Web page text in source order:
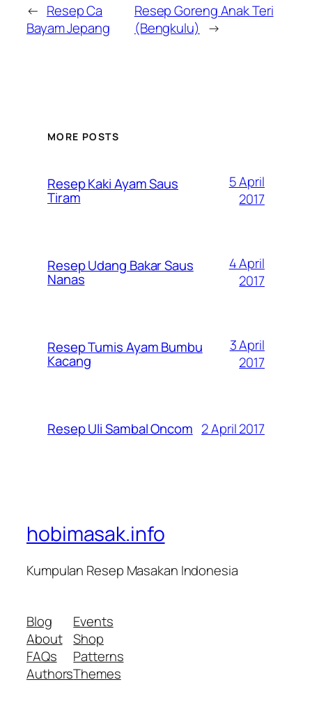
← Resep Ca
Bayam Jepang
Resep Goreng Anak Teri
(Bengkulu) →
MORE POSTS
Resep Kaki Ayam Saus
Tiram
5 April
2017
Resep Udang Bakar Saus
Nanas
4 April
2017
Resep Tumis Ayam Bumbu
Kacang
3 April
2017
Resep Uli Sambal Oncom 2 April 2017
hobimasak.info
Kumpulan Resep Masakan Indonesia
Blog
About
FAQs
Authors
Events
Shop
Patterns
Themes